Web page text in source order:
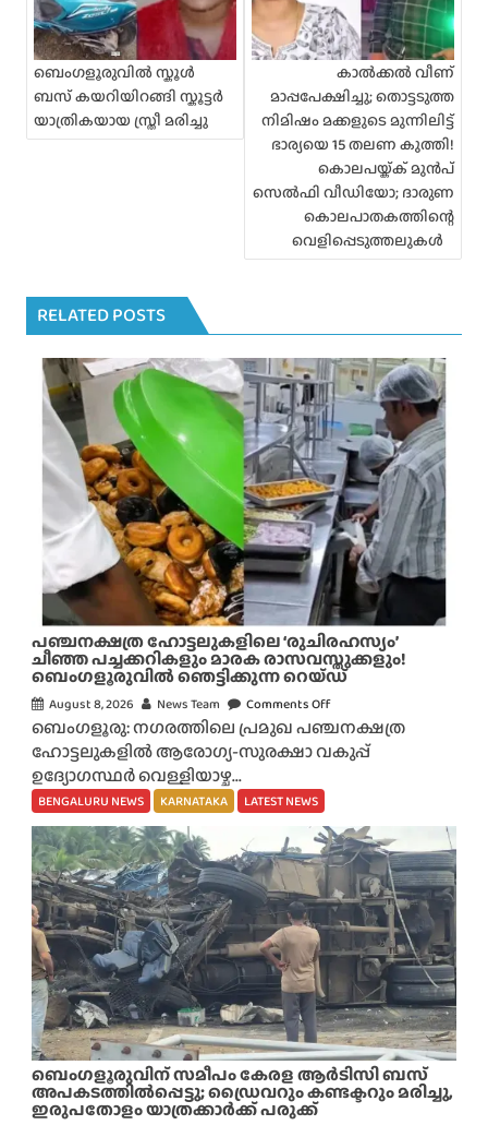
a
v
g
a
t
ബെംഗളൂരുവിൽ സ്കൂൾ
ബസ് കയറിയിറങ്ങി സ്കൂട്ടർ
യാത്രികയായ സ്ത്രീ മരിച്ചു
കാൽക്കൽ വീണ്
മാപ്പപേക്ഷിച്ചു; തൊട്ടടുത്ത
നിമിഷം മക്കളുടെ മുന്നിലിട്ട്
ഭാര്യയെ 15 തലണ കുത്തി!
കൊലപയ്ക്ക് മുൻപ്
സെൽഫി വീഡിയോ; ദാരുണ
കൊലപാതകത്തിന്റെ
വെളിപ്പെടുത്തലുകൾ
RELATED POSTS
പഞ്ചനക്ഷത്ര ഹോട്ടലുകളിലെ ‘രുചിരഹസ്യം’
ചീഞ്ഞ പച്ചക്കറികളും മാരക രാസവസ്തുക്കളും!
ബെംഗളൂരുവിൽ ഞെട്ടിക്കുന്ന റെയ്ഡ്
August 8, 2026 News Team Comments Off
n
പ
ക്ഷ
ത്ര
ഹോ
ട്ട
ലു
‘
രു
ചി
ര
ബെംഗളൂരു: നഗരത്തിലെ പ്രമുഖ പഞ്ചനക്ഷത്ര
ഹോട്ടലുകളിൽ ആരോഗ്യ-സുരക്ഷാ വകുപ്പ്
ഉദ്യോഗസ്ഥർ വെള്ളിയാഴ്ച...
BENGALURU NEWS KARNATAKA LATEST NEWS
ബെംഗളൂരുവിന് സമീപം കേരള ആർടിസി ബസ്
അപകടത്തിൽപ്പെട്ടു; ഡ്രൈവറും കണ്ടക്ടറും മരിച്ചു,
ഇരുപതോളം യാത്രക്കാർക്ക് പരുക്ക്